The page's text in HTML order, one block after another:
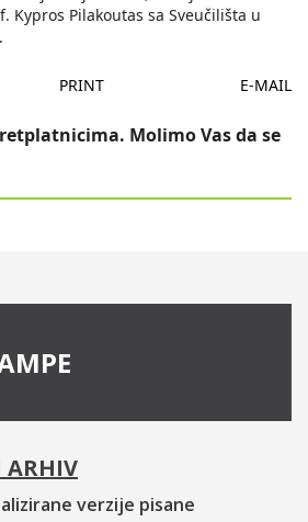
Kypros Pilakoutas sa Sveučilišta u
PRINT E-MAIL
Molimo Vas da se
ARHIV
verzije pisane